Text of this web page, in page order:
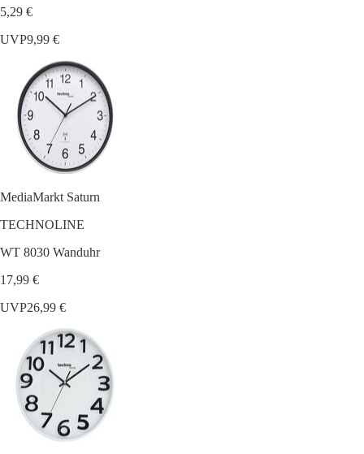
5,29 €
UVP9,99 €
MediaMarkt Saturn
TECHNOLINE
WT 8030 Wanduhr
17,99 €
UVP26,99 €